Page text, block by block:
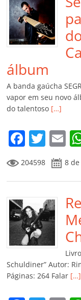
álbum
A banda gaúcha
vapor em seu novo
do talentoso […]
F
a
c
e
b
o
o
k
T
w
itt
er
E
m
ai
l
204598 8
Schuldiner” Autor:
Páginas: 264 Falar […]